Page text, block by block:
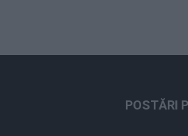
POSTĂRI